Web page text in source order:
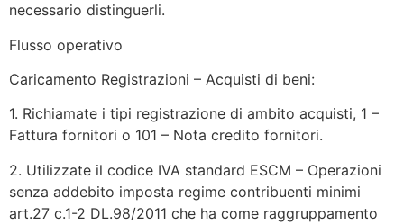
necessario distinguerli.
Flusso operativo
Caricamento Registrazioni – Acquisti di beni:
1. Richiamate i tipi registrazione di ambito acquisti, 1 –
Fattura fornitori o 101 – Nota credito fornitori.
2. Utilizzate il codice IVA standard ESCM – Operazioni
senza addebito imposta regime contribuenti minimi
art.27 c.1-2 DL.98/2011 che ha come raggruppamento